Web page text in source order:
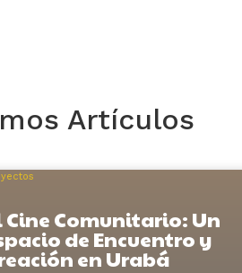
Artículos
Cine Comunitario: Un
de Encuentro y
en Urabá